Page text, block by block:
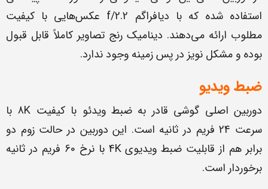
استفاده شده که با دیافراگم f/2.2 عکس‌هایی با کیفیت
مطلوب ارائه می‌دهند. دینامیک رنج تصاویر کاملاً قابل قبول
بوده و مشکل نویز در پس زمینه وجود ندارد.
ضبط ویدیو
دوربین اصلی گوشی قادر به ضبط ویدئو با کیفیت 8K با
سرعت 24 فریم در ثانیه است. این دوربین در حالت زوم دو
برابر هم از قابلیت ضبط ویدیوی 4K با نرخ 60 فریم‌ در ثانیه
برخوردار است.